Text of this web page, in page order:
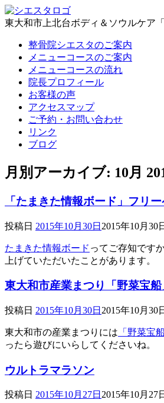
東大和市上北台ボディ＆ソウルケア「
整骨院シエスタのご案内
メニューコースのご案内
メニューコースの流れ
院長プロフィール
お客様の声
アクセスマップ
ご予約・お問い合わせ
リンク
ブログ
月別アーカイブ: 10月
「たまきた情報ボード」フリ
投稿日 2015年10月30日 2015年10月30
たまきた情報ボード ってご存知です
上げていただいたことがあります。
東大和市産業まつり「野菜宝船
投稿日 2015年10月30日 2015年10月30
東大和市の産業まつりには 「野菜宝船
ったら遊びにいらしてくださいね。
ウルトラマラソン
投稿日 2015年10月27日 2015年10月27